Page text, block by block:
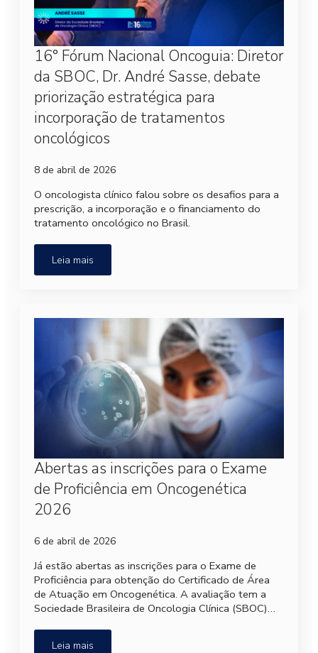
16° Fórum Nacional Oncoguia: Diretor
da SBOC, Dr. André Sasse, debate
priorização estratégica para
incorporação de tratamentos
oncológicos
8 de abril de 2026
O oncologista clínico falou sobre os desafios para a
prescrição, a incorporação e o financiamento do
tratamento oncológico no Brasil.
Leia mais
Abertas as inscrições para o Exame
de Proficiência em Oncogenética
2026
6 de abril de 2026
Já estão abertas as inscrições para o Exame de
Proficiência para obtenção do Certificado de Área
de Atuação em Oncogenética. A avaliação tem a
Sociedade Brasileira de Oncologia Clínica (SBOC)…
Leia mais